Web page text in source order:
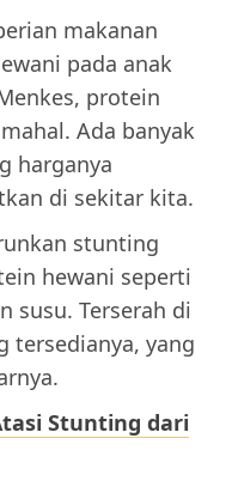
makanan
pada anak
protein
Ada banyak
harganya
di sekitar kita.
stunting
hewani seperti
susu. Terserah di
tersedianya, yang
Stunting dari